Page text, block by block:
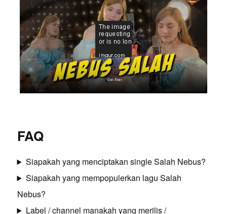
FAQ
Siapakah yang menciptakan single Salah Nebus?
Siapakah yang mempopulerkan lagu Salah
Nebus?
Label / channel manakah yang merilis /